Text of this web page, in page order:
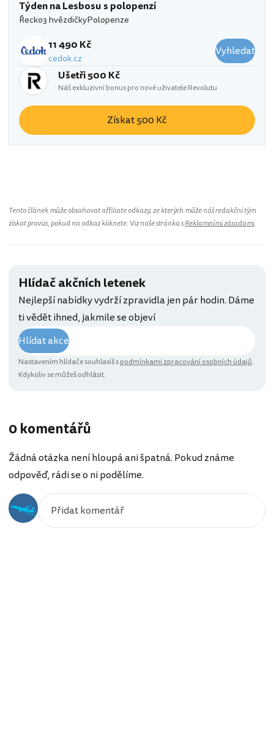
Týden na Lesbosu s polopenzí
Řecko3 hvězdičkyPolopenze
11 490 Kč
cedok.cz
Vyhledat
Ušetři 500 Kč
Náš exkluzivní bonus pro nové uživatele Revolutu
Získat 500 Kč
Tento článek může obsahovat affiliate odkazy, ze kterých může náš redakční tým
získat provizi, pokud na odkaz kliknete. Viz naše stránka sReklamními zásadami.
Hlídač akčních letenek
Nejlepší nabídky vydrží zpravidla jen pár hodin. Dáme
ti vědět ihned, jakmile se objeví
Hlídat akce
Nastavením hlídače souhlasíš spodmínkami zpracování osobních údajů.
Kdykoliv se můžeš odhlásit.
0 komentářů
Žádná otázka není hloupá ani špatná. Pokud známe
odpověď, rádi se o ni podělíme.